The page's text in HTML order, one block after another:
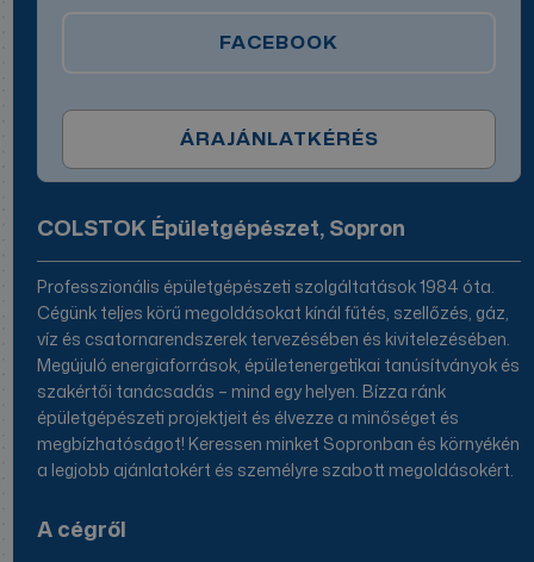
FACEBOOK
ÁRAJÁNLATKÉRÉS
COLSTOK Épületgépészet, Sopron
Professzionális épületgépészeti szolgáltatások 1984 óta.
Cégünk teljes körű megoldásokat kínál fűtés, szellőzés, gáz,
víz és csatornarendszerek tervezésében és kivitelezésében.
Megújuló energiaforrások, épületenergetikai tanúsítványok és
szakértői tanácsadás – mind egy helyen. Bízza ránk
épületgépészeti projektjeit és élvezze a minőséget és
megbízhatóságot! Keressen minket Sopronban és környékén
a legjobb ajánlatokért és személyre szabott megoldásokért.
A cégről